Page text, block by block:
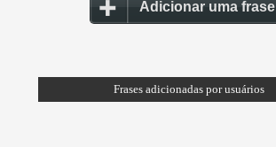
Adicionar uma frase
Frases adicionadas por usuários